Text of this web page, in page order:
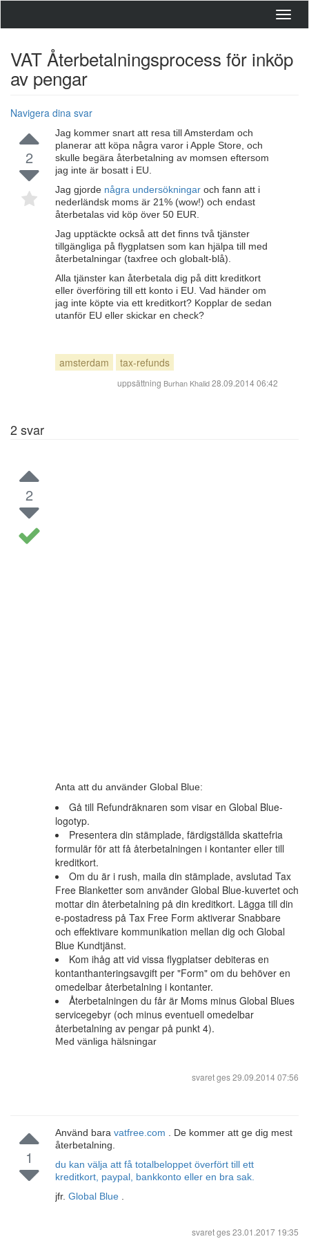
VAT Återbetalningsprocess för inköp
av pengar
Navigera dina svar
2
Jag kommer snart att resa till Amsterdam och
planerar att köpa några varor i Apple Store, och
skulle begära återbetalning av momsen eftersom
jag inte är bosatt i EU.
Jag gjorde några undersökningar och fann att i
nederländsk moms är 21% (wow!) och endast
återbetalas vid köp över 50 EUR.
Jag upptäckte också att det finns två tjänster
tillgängliga på flygplatsen som kan hjälpa till med
återbetalningar (taxfree och globalt-blå).
Alla tjänster kan återbetala dig på ditt kreditkort
eller överföring till ett konto i EU. Vad händer om
jag inte köpte via ett kreditkort? Kopplar de sedan
utanför EU eller skickar en check?
amsterdam tax-refunds
uppsättning Burhan Khalid28.09.2014 06:42
2svar
2
Anta att du använder Global Blue:
Gå till Refundräknaren som visar en Global Blue-
logotyp.
Presentera din stämplade, färdigställda skattefria
formulär för att få återbetalningen i kontanter eller till
kreditkort.
Om du är i rush, maila din stämplade, avslutad Tax
Free Blanketter som använder Global Blue-kuvertet och
mottar din återbetalning på din kreditkort. Lägga till din
e-postadress på Tax Free Form aktiverar Snabbare
och effektivare kommunikation mellan dig och Global
Blue Kundtjänst.
Kom ihåg att vid vissa flygplatser debiteras en
kontanthanteringsavgift per "Form" om du behöver en
omedelbar återbetalning i kontanter.
Återbetalningen du får är Moms minus Global Blues
servicegebyr (och minus eventuell omedelbar
återbetalning av pengar på punkt 4).
Med vänliga hälsningar
svaret ges29.09.2014 07:56
1
Använd bara vatfree.com
. De kommer att ge dig mest
återbetalning.
du kan välja att få totalbeloppet överfört till ett
kreditkort, paypal, bankkonto eller en bra sak.
jfr. Global Blue
svaret ges23.01.2017 19:35